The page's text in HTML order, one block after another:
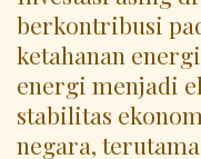
berkontribusi
ketahanan
energi menjadi
stabilitas
negara,